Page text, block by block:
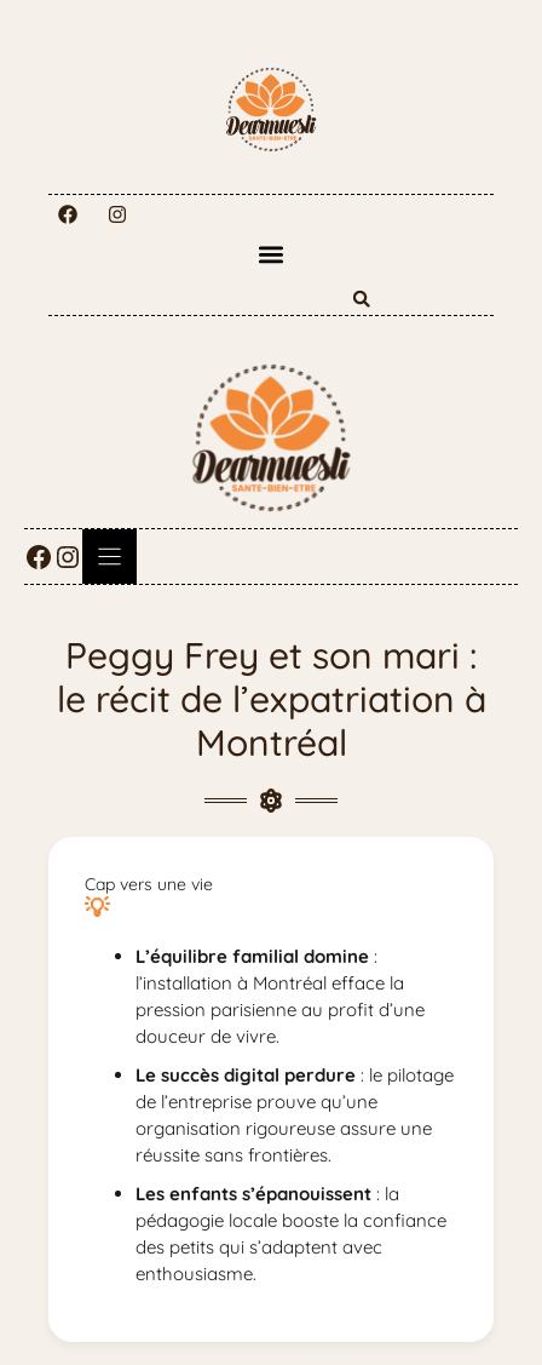
Peggy Frey et son mari :
le récit de l’expatriation à
Montréal
Cap vers une vie
L’équilibre familial domine :
l’installation à Montréal efface la
pression parisienne au profit d’une
douceur de vivre.
Le succès digital perdure : le pilotage
de l’entreprise prouve qu’une
organisation rigoureuse assure une
réussite sans frontières.
Les enfants s’épanouissent : la
pédagogie locale booste la confiance
des petits qui s’adaptent avec
enthousiasme.